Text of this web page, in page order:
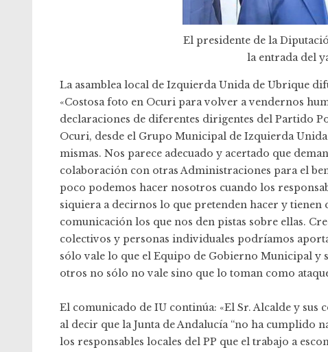
El presidente de la
la entrada del
La asamblea local de Izquierda Unida de Ubrique
«Costosa foto en Ocuri para volver a vendernos
declaraciones de diferentes dirigentes del Partido
Ocuri, desde el Grupo Municipal de Izquierda
mismas. Nos parece adecuado y acertado que
colaboración con otras Administraciones para el
poco podemos hacer nosotros cuando los
siquiera a decirnos lo que pretenden hacer y tienen
comunicación los que nos den pistas sobre ellas.
colectivos y personas individuales podríamos
sólo vale lo que el Equipo de Gobierno Municipal y
otros no sólo no vale sino que lo toman como
El comunicado de IU continúa: «El Sr. Alcalde y
al decir que la Junta de Andalucía “no ha cumplido
los responsables locales del PP que el trabajo a